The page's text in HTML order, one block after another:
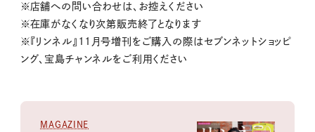
※店舗への問い合わせは、お控えください
※在庫がなくなり次第販売終了となります
※『リンネル』11月号増刊をご購入の際はセブンネットショッピ
ング、宝島チャンネルをご利用ください
MAGAZINE